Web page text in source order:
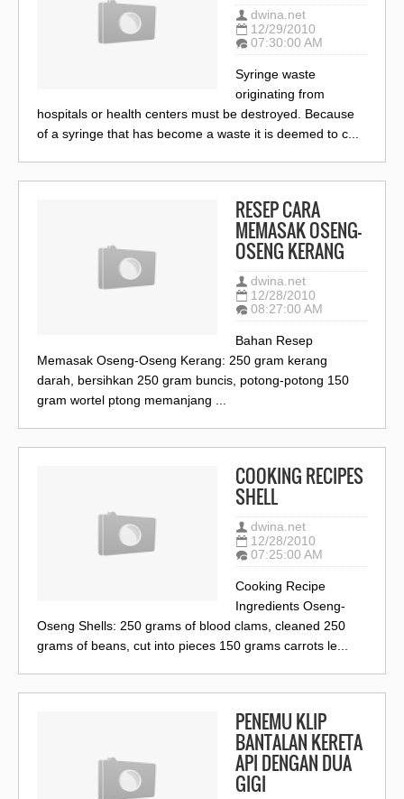
dwina.net
12/29/2010
07:30:00 AM
Syringe waste
originating from
hospitals or health centers must be destroyed. Because
of a syringe that has become a waste it is deemed to c...
RESEP CARA
MEMASAK OSENG-
OSENG KERANG
dwina.net
12/28/2010
08:27:00 AM
Bahan Resep
Memasak Oseng-Oseng Kerang: 250 gram kerang
darah, bersihkan 250 gram buncis, potong-potong 150
gram wortel ptong memanjang ...
COOKING RECIPES
SHELL
dwina.net
12/28/2010
07:25:00 AM
Cooking Recipe
Ingredients Oseng-
Oseng Shells: 250 grams of blood clams, cleaned 250
grams of beans, cut into pieces 150 grams carrots le...
PENEMU KLIP
BANTALAN KERETA
API DENGAN DUA
GIGI